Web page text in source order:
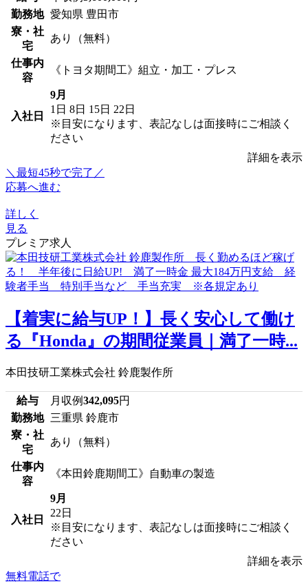
勤務地 愛知県 豊田市
寮・社
宅
あり（無料）
仕事内
容
《トヨタ期間工》組立・加工・プレス
入社日
9月
1日 8日 15日 22日
※目安になります、表記なしは面接時にご相談く
ださい
詳細を表示
＼最短45秒で完了／
応募へ進む
詳しく
見る
プレミア求人
【着実に給与UP！】長く安心して働け
る『Honda』の期間従業員｜満了一時...
本田技研工業株式会社 鈴鹿製作所
給与 月収例342,095円
勤務地 三重県 鈴鹿市
寮・社
宅
あり（無料）
仕事内
容
《本田鈴鹿期間工》自動車の製造
入社日
9月
22日
※目安になります、表記なしは面接時にご相談く
ださい
詳細を表示
無料電話で